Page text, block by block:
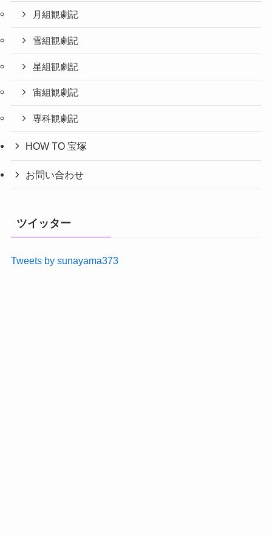
月組観劇記
雪組観劇記
星組観劇記
宙組観劇記
専科観劇記
HOW TO 宝塚
お問い合わせ
ツイッター
Tweets by sunayama373